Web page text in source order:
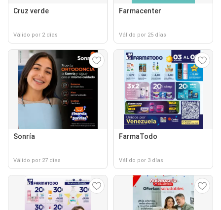
Cruz verde
Válido por 2 días
Farmacenter
Válido por 25 días
Sonría
Válido por 27 días
FarmaTodo
Válido por 3 días